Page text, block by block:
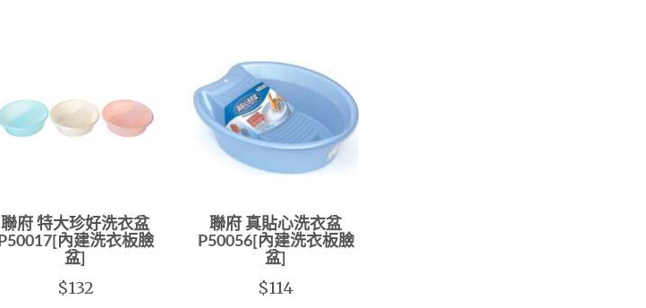
聯府 特大珍好洗衣盆
P50017[內建洗衣板臉
盆]
$132
聯府 真貼心洗衣盆
P50056[內建洗衣板臉
盆]
$114